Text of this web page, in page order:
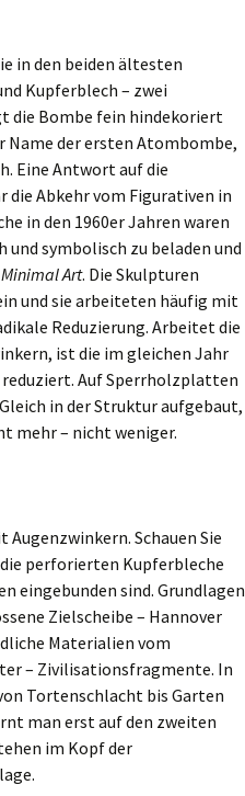
in den beiden ältesten
Kupferblech – zwei
die Bombe fein hindekoriert
Name der ersten Atombombe,
Eine Antwort auf die
die Abkehr vom Figurativen in
in den 1960er Jahren waren
symbolisch zu beladen und
Minimal Art. Die Skulpturen
und sie arbeiteten häufig mit
Reduzierung. Arbeitet die
ist die im gleichen Jahr
Auf Sperrholzplatten
in der Struktur aufgebaut,
mehr – nicht weniger.
Schauen Sie
perforierten Kupferbleche
eingebunden sind. Grundlagen
Zielscheibe – Hannover
Materialien vom
– Zivilisationsfragmente. In
Tortenschlacht bis Garten
man erst auf den zweiten
im Kopf der